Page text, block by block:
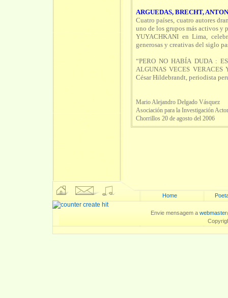
ARGUEDAS, BRECHT,
Cuatro países, cuatro autores
uno de los grupos más activos y
YUYACHKANI en Lima,
generosas y creativas del siglo
“PERO NO HABÍA DUDA :
ALGUNAS VECES VERACES
César Hildebrandt, periodista
Mario Alejandro Delgado Vásquez
Asociación para la Investigación
Chorrillos 20 de agosto del 2006
Home
Envie mensagem a